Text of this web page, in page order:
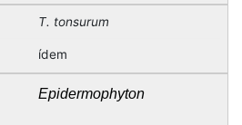
T. tonsurum
ídem
Epidermophyton